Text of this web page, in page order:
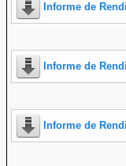
Informe de
Informe de
Informe de